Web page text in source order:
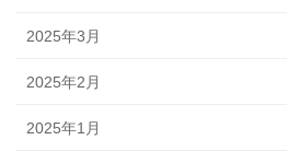
2025年3月
2025年2月
2025年1月